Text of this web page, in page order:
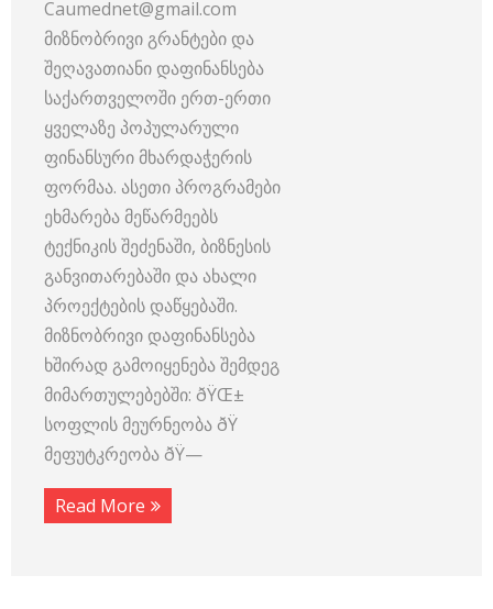
Caumednet@gmail.com
მიზნობრივი გრანტები და
შეღავათიანი დაფინანსება
საქართველოში ერთ-ერთი
ყველაზე პოპულარული
ფინანსური მხარდაჭერის
ფორმაა. ასეთი პროგრამები
ეხმარება მეწარმეებს
ტექნიკის შეძენაში, ბიზნესის
განვითარებაში და ახალი
პროექტების დაწყებაში.
მიზნობრივი დაფინანსება
ხშირად გამოიყენება შემდეგ
მიმართულებებში: ðŸŒ±
სოფლის მეურნეობა ðŸ
მეფუტკრეობა ðŸ—
Read More